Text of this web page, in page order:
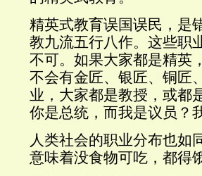
精英式教育误国误民，是
教九流五行八作。这些职
不可。如果大家都是精英
不会有金匠、银匠、铜匠
业，大家都是教授，或都
你是总统，而我是议员？
人类社会的职业分布也如
意味着没食物可吃，都得